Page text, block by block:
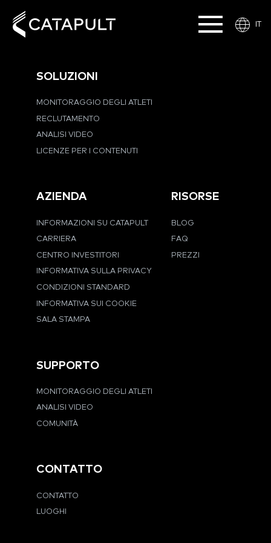
IT
SOLUZIONI
MONITORAGGIO DEGLI ATLETI
RECLUTAMENTO
ANALISI VIDEO
LICENZE PER I CONTENUTI
AZIENDA
INFORMAZIONI SU CATAPULT
CARRIERA
CENTRO INVESTITORI
INFORMATIVA SULLA PRIVACY
CONDIZIONI STANDARD
INFORMATIVA SUI COOKIE
SALA STAMPA
RISORSE
BLOG
FAQ
PREZZI
SUPPORTO
MONITORAGGIO DEGLI ATLETI
ANALISI VIDEO
COMUNITÀ
CONTATTO
CONTATTO
LUOGHI